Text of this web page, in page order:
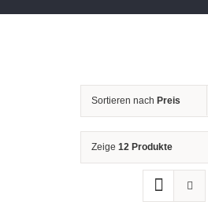
Sortieren nach Preis
Zeige 12 Produkte